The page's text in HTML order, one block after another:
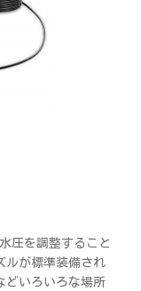
圧を調整すること
ルが標準装備され
どいろいろな場所